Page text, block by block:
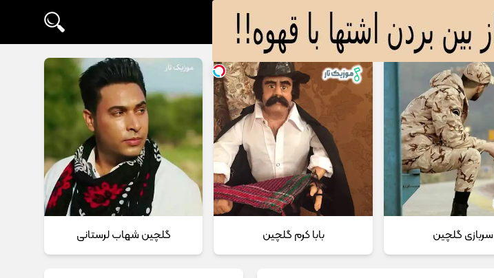
سربازی گلچین بابا کرم گلچین گلچین شهاب لرستانی